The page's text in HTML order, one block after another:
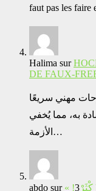
faut pas les faire
Halima sur
DE FAUX-
مهني سريعًا
به، مما يُخفي
الأزمة…
abdo sur كْثَرْ